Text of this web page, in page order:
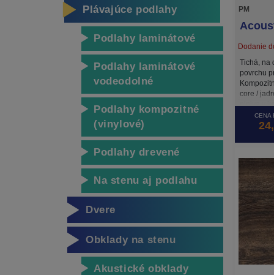
Plávajúce podlahy
Podlahy laminátové
Podlahy laminátové
vodeodolné
Podlahy kompozitné
(vinylové)
Podlahy drevené
Na stenu aj podlahu
Dvere
Obklady na stenu
Akustické obklady
PM
Dodanie
Tichá, na
povrchu
core /
stabilná
je
na
CENA